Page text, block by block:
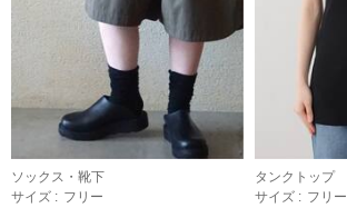
ソックス・靴下
サイズ : フリー
タンクトップ
サイズ : フリー